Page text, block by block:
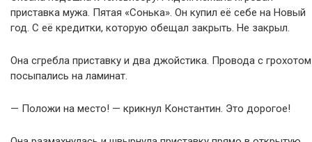
приставка мужа. Пятая «Сонька». Он купил её себе на Новый
год. С её кредитки, которую обещал закрыть. Не закрыл.
Она сгребла приставку и два джойстика. Провода с грохотом
посыпались на ламинат.
— Положи на место! — крикнул Константин. Это дорогое!